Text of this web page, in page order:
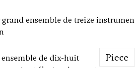
ensemble de treize
de dix-huit
Piece